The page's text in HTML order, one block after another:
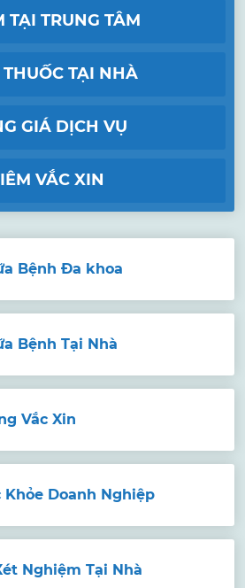
TẠI TRUNG TÂM
TẠI NHÀ
GIÁ DỊCH VỤ
VẮC XIN
Bệnh Đa khoa
Bệnh Tại Nhà
Vắc Xin
Khỏe Doanh Nghiệp
Nghiệm Tại Nhà